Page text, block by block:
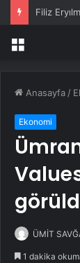
Menü
Anasayfa /
Ekonomi
ÜMİT
1 dakika